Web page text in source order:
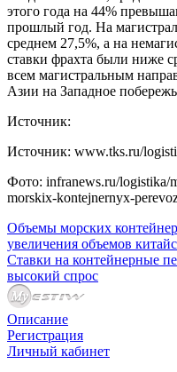
этого года на 44%
прошлый год. На
среднем 27,5%, а на
ставки фрахта были ниже
всем магистральным
Азии на Западное
Источник:
Источник: www.tks.ru/
Фото: infranews.ru/logistika/
morskix-kontejnernyx-
Объемы морских
увеличения объемов
Ставки на контейнерные
высокий спрос
Описание
Регистрация
Личный кабинет